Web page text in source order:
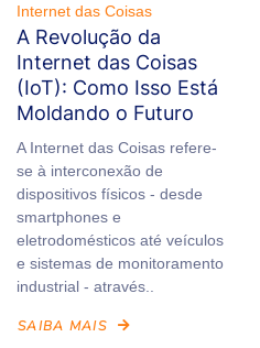
Internet das Coisas
A Revolução da
Internet das Coisas
(IoT): Como Isso Está
Moldando o Futuro
A Internet das Coisas refere-
se à interconexão de
dispositivos físicos - desde
smartphones e
eletrodomésticos até veículos
e sistemas de monitoramento
industrial - através..
SAIBA MAIS